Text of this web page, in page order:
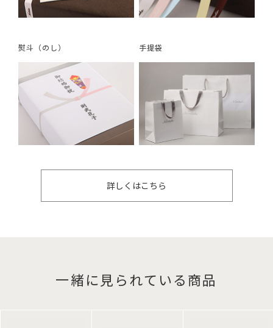
熨斗（のし） 手提袋
詳しくはこちら
一緒に見られている商品